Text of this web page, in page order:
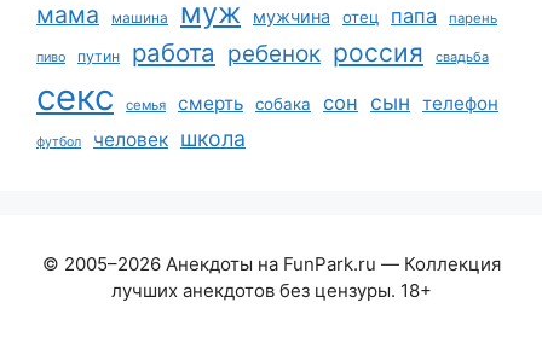
мама машина муж мужчина отец папа парень
пиво путин работа ребенок россия свадьба
секс семья смерть собака сон сын телефон
футбол человек школа
© 2005–2026 Анекдоты на FunPark.ru — Коллекция
лучших анекдотов без цензуры. 18+